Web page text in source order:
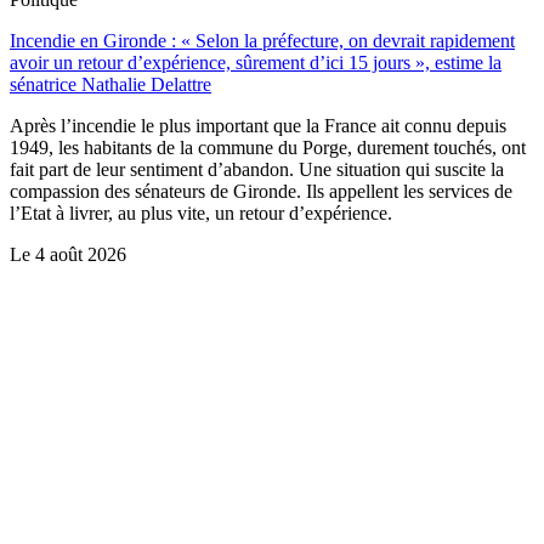
Incendie en Gironde : « Selon la préfecture, on devrait rapidement
avoir un retour d’expérience, sûrement d’ici 15 jours », estime la
sénatrice Nathalie Delattre
Après l’incendie le plus important que la France ait connu depuis
1949, les habitants de la commune du Porge, durement touchés, ont
fait part de leur sentiment d’abandon. Une situation qui suscite la
compassion des sénateurs de Gironde. Ils appellent les services de
l’Etat à livrer, au plus vite, un retour d’expérience.
Le 4 août 2026